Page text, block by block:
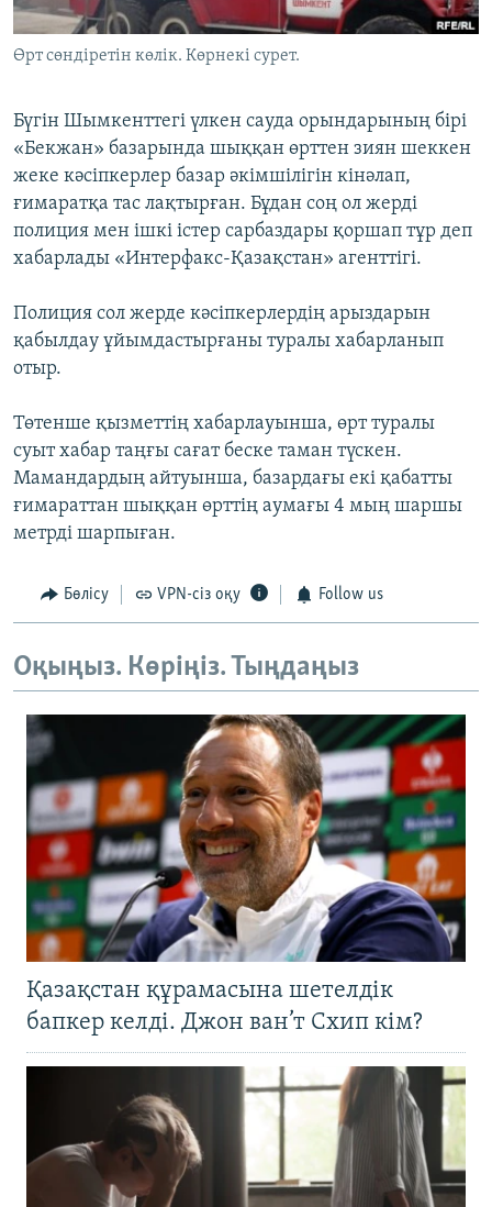
ЖАЗЫЛЫҢЫЗ
Басқа тілдерде
Өрт сөндіретін көлік. Көрнекі сурет.
Бүгін Шымкенттегі үлкен сауда орындарының бірі
«Бекжан» базарында шыққан өрттен зиян шеккен
жеке кәсіпкерлер базар әкімшілігін кінәлап,
ғимаратқа тас лақтырған. Бұдан соң ол жерді
полиция мен ішкі істер сарбаздары қоршап тұр деп
хабарлады «Интерфакс-Қазақстан» агенттігі.
Полиция сол жерде кәсіпкерлердің арыздарын
қабылдау ұйымдастырғаны туралы хабарланып
отыр.
Төтенше қызметтің хабарлауынша, өрт туралы
суыт хабар таңғы сағат беске таман түскен.
Мамандардың айтуынша, базардағы екі қабатты
ғимараттан шыққан өрттің аумағы 4 мың шаршы
метрді шарпыған.
Бөлісу VPN-сіз оқу Follow us
Оқыңыз. Көріңіз. Тыңдаңыз
Қазақстан құрамасына шетелдік
бапкер келді. Джон ван’т Схип кім?